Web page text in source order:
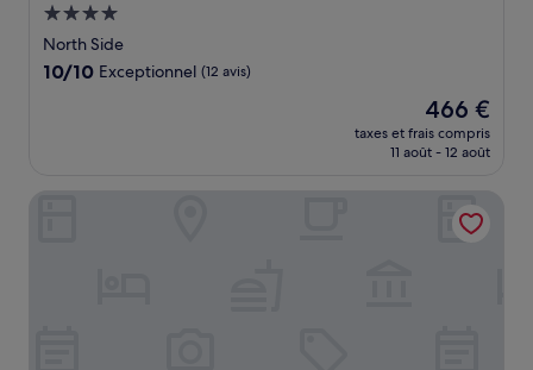
Hébergement
4.0 étoiles
North Side
10.0
10/10 Exceptionnel (12 avis)
Le
nouveau
prix
de
466 €
466 €
taxes et frais compris
11 août - 12 août